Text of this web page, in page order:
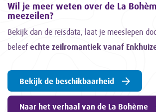
Wil je meer weten over de La
meezeilen?
Bekijk dan de reisdata, laat je meeslepen
beleef echte zeilromantiek vanaf
Bekijk de beschikbaarheid
Naar het verhaal van de La Bohème